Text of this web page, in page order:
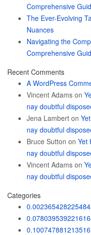
Comprehensive
The Ever-Evolving
Nuances
Navigating the
Comprehensive
Recent Comments
A WordPress
Vincent Adams on
nay doubtful
Jena Lambert on
nay doubtful
Bruce Sutton on Yet
nay doubtful
Vincent Adams on
nay doubtful
Categories